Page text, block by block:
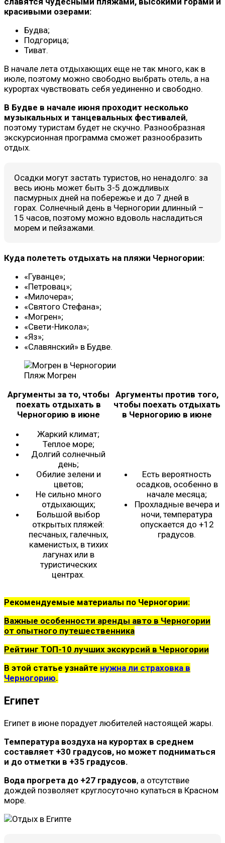
красивыми озерами:
Будва;
Подгорица;
Тиват.
В начале лета отдыхающих еще не так много, как в
июле, поэтому можно свободно выбрать отель, а на
курортах чувствовать себя уединенно и свободно.
В Будве в начале июня проходит несколько
музыкальных и танцевальных фестивалей,
поэтому туристам будет не скучно. Разнообразная
экскурсионная программа сможет разнообразить
отдых.
Осадки могут застать туристов, но ненадолго: за
весь июнь может быть 3-5 дождливых
пасмурных дней на побережье и до 7 дней в
горах. Солнечный день в Черногории длинный –
15 часов, поэтому можно вдоволь насладиться
морем и пейзажами.
Куда полететь отдыхать на пляжи Черногории:
«Гуванце»;
«Петровац»;
«Милочера»;
«Святого Стефана»;
«Могрен»;
«Свети-Никола»;
«Яз»;
«Славянский» в Будве.
Пляж Могрен
Аргументы за то, чтобы
поехать отдыхать в
Черногорию в июне
Аргументы против того,
чтобы поехать отдыхать
в Черногорию в июне
Жаркий климат;
Теплое море;
Долгий солнечный
день;
Обилие зелени и
цветов;
Не сильно много
отдыхающих;
Большой выбор
открытых пляжей:
песчаных, галечных,
каменистых, в тихих
лагунах или в
туристических
центрах.
Есть вероятность
осадков, особенно в
начале месяца;
Прохладные вечера и
ночи, температура
опускается до +12
градусов.
Рекомендуемые материалы по Черногории:
Важные особенности аренды авто в Черногории
от опытного путешественника
Рейтинг ТОП-10 лучших экскурсий в Черногории
В этой статье узнайте нужна ли страховка в
Черногорию.
Египет
Египет в июне порадует любителей настоящей жары.
Температура воздуха на курортах в среднем
составляет +30 градусов, но может подниматься
и до отметки в +35 градусов.
Вода прогрета до +27 градусов, а отсутствие
дождей позволяет круглосуточно купаться в Красном
море.